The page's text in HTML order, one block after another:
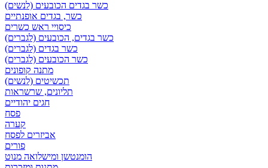
כשר בגדים הכובעים (לנשים)
כשר, בגדים אופנתיים
כיסויי ראש כשרים
כשר בגדים, הכובעים (לגברים)
כשר בגדים (לגברים)
כשר הכובעים (לגברים)
מתנה קופונים
תכשיטים (לנשים)
תליונים, שרשראות
חגים יהודיים
פסח
קערה
אביזרים לפסח
פורים
הומנטשן ומישלואה מנוט